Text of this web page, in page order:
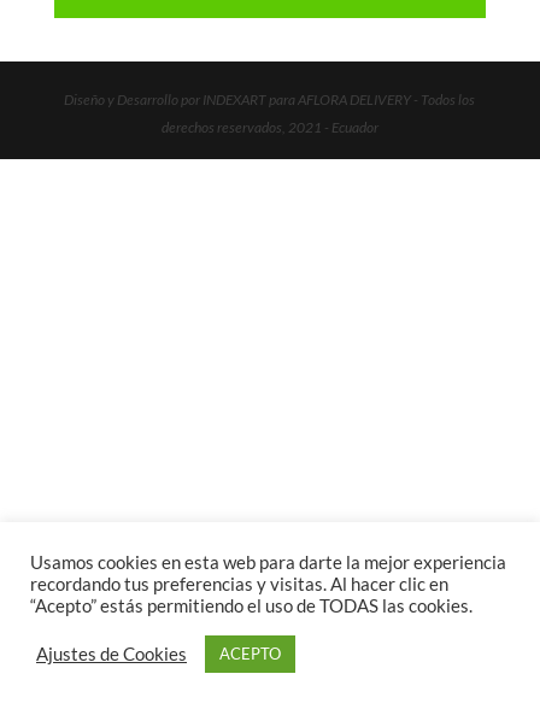
Diseño y Desarrollo por INDEXART para AFLORA DELIVERY - Todos los
derechos reservados, 2021 - Ecuador
Usamos cookies en esta web para darte la mejor experiencia
recordando tus preferencias y visitas. Al hacer clic en
“Acepto” estás permitiendo el uso de TODAS las cookies.
Ajustes de Cookies ACEPTO